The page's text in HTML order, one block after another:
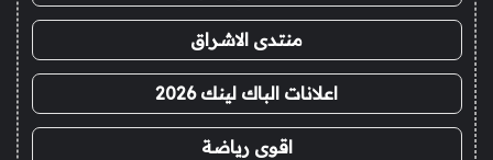
منتدى الاشراق
اعلانات الباك لينك 2026
اقوى رياضة